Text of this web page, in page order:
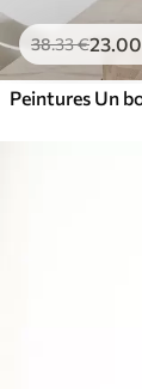
38.33€23.00